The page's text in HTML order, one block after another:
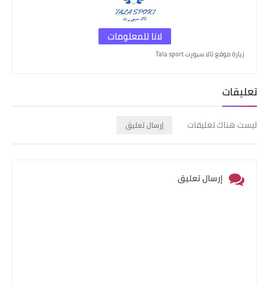
لانا للمعلومات
زيارة موقع تالا سبورت Tala sport
تعليقات
ليست هناك تعليقات إرسال تعليق
إرسال تعليق